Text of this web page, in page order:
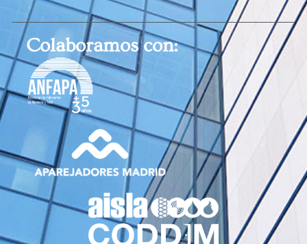
Colaboramos con: